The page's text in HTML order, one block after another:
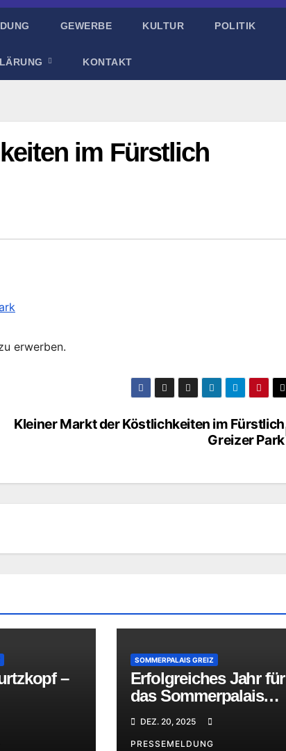
GEWERBE KULTUR POLITIK
KONTAKT
im Fürstlich
erwerben.
Kleiner Markt der Köstlichkeiten im Fürstlich
Greizer Park
–
SOMMERPALAIS GREIZ
Erfolgreiches Jahr für
das Sommerpalais
DEZ. 20, 2025
PRESSEMELDUNG